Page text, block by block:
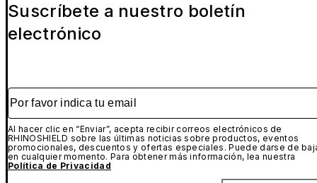
Suscríbete a nuestro boletín
electrónico
Por favor indica tu email
Al hacer clic en “Enviar”, acepta recibir correos electrónicos de
RHINOSHIELD sobre las últimas noticias sobre productos, eventos
promocionales, descuentos y ofertas especiales. Puede darse de
en cualquier momento. Para obtener más información, lea nuestra
Política de Privacidad